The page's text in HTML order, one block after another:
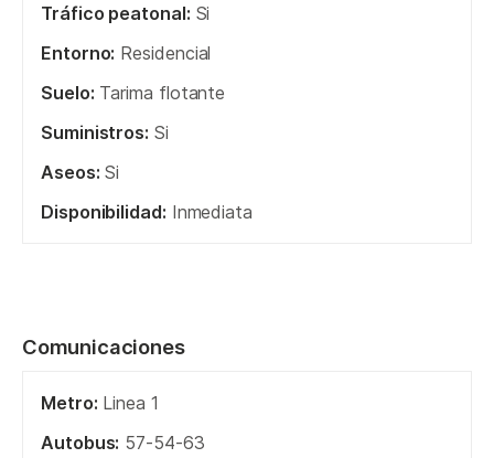
Tráfico peatonal: Si
Entorno: Residencial
Suelo: Tarima flotante
Suministros: Si
Aseos: Si
Disponibilidad: Inmediata
Comunicaciones
Metro: Linea 1
Autobus: 57-54-63